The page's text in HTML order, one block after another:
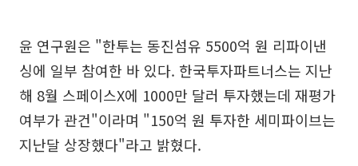
윤 연구원은 "한투는 동진섬유 5500억 원 리파이낸
싱에 일부 참여한 바 있다. 한국투자파트너스는 지난
해 8월 스페이스X에 1000만 달러 투자했는데 재평가
여부가 관건"이라며 "150억 원 투자한 세미파이브는
지난달 상장했다"라고 밝혔다.